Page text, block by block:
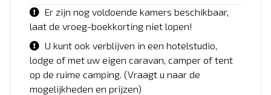
Er zijn nog voldoende kamers beschikbaar,
laat de vroeg-boekkorting niet lopen!
U kunt ook verblijven in een hotelstudio,
lodge of met uw eigen caravan, camper of tent
op de ruime camping. (Vraagt u naar de
mogelijkheden en prijzen)